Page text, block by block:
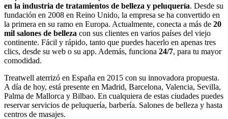
en la industria de tratamientos de belleza y peluquería. Desde su
fundación en 2008 en Reino Unido, la empresa se ha convertido en
la primera en su ramo en Europa. Actualmente, conecta a más de 20
mil salones de belleza con sus clientes en varios países del viejo
continente. Fácil y rápido, tanto que puedes hacerlo en apenas tres
clics, desde su web o su app. Además, funciona 24/7, para tu mayor
comodidad.
Treatwell aterrizó en España en 2015 con su innovadora propuesta.
A día de hoy, está presente en Madrid, Barcelona, Valencia, Sevilla,
Palma de Mallorca y Bilbao. En cualquiera de estas ciudades puedes
reservar servicios de peluquería, barbería. Salones de belleza y hasta
centros de masajes.